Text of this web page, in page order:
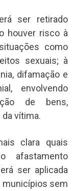
ser retirado
houver risco à
como
sexuais; à
difamação e
envolvendo
de bens,
vítima.
clara quais
afastamento
ser aplicada
municípios sem